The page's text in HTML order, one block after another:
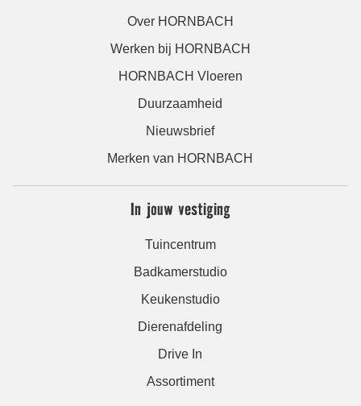
Over HORNBACH
Werken bij HORNBACH
HORNBACH Vloeren
Duurzaamheid
Nieuwsbrief
Merken van HORNBACH
In jouw vestiging
Tuincentrum
Badkamerstudio
Keukenstudio
Dierenafdeling
Drive In
Assortiment